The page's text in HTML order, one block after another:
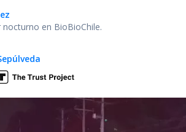
nocturno en BioBioChile.